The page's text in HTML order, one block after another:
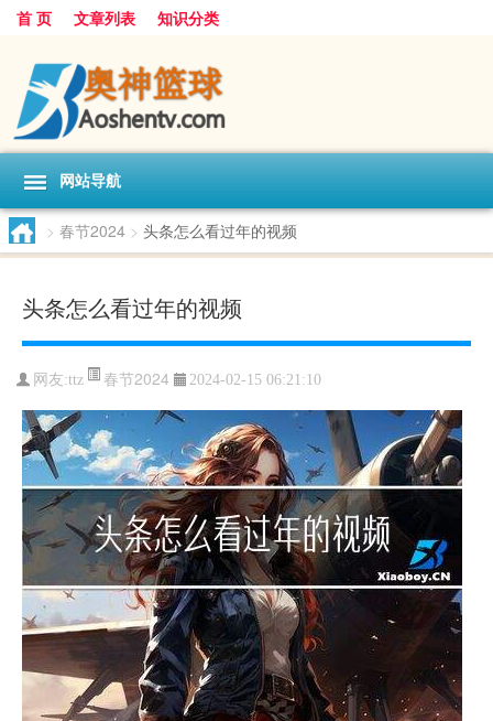
首 页 文章列表 知识分类
网站导航
> 春节2024 > 头条怎么看过年的视频
头条怎么看过年的视频
网友:ttz 春节2024 2024-02-15 06:21:10